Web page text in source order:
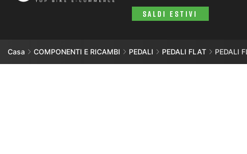
SALDI ESTIVI
Casa COMPONENTI E RICAMBI PEDALI PEDALI FLAT PEDALI